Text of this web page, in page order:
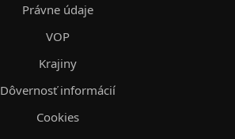
Právne údaje
VOP
Krajiny
Dôvernosť informácií
Cookies